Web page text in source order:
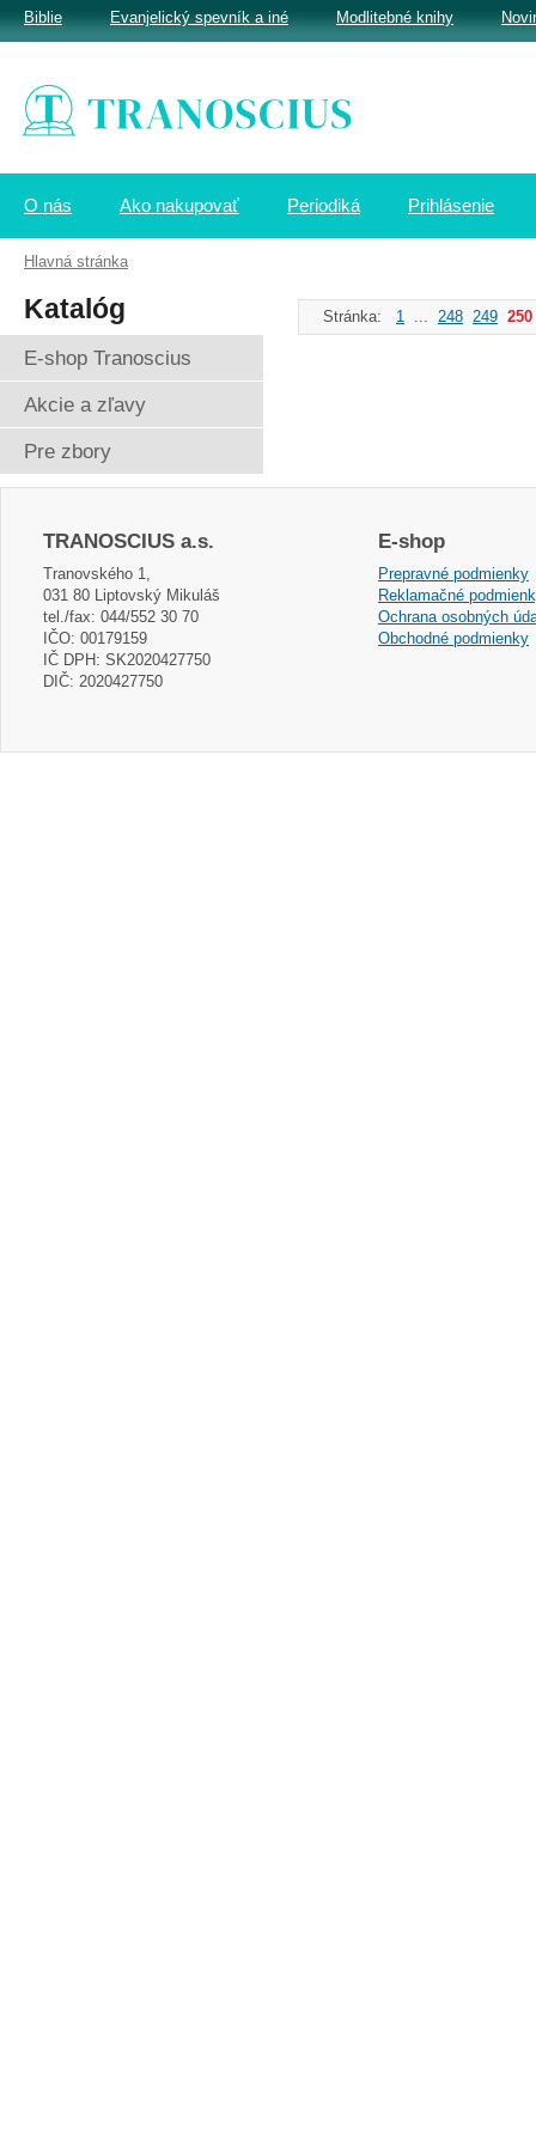
O nás Ako nakupovať Periodiká Prihlásenie
Stránka: 1 ... 248 249 250
Katalóg
E-shop Tranoscius
Akcie a zľavy
Pre zbory
TRANOSCIUS a.s.
Tranovského 1,
031 80 Liptovský Mikuláš
tel./fax: 044/552 30 70
IČO: 00179159
IČ DPH: SK2020427750
DIČ: 2020427750
E-shop
Prepravné podmienky
Reklamačné
Ochrana osobných
Obchodné podmienky
Biblie Evanjelický spevník a iné Modlitebné knihy
Hlavná stránka